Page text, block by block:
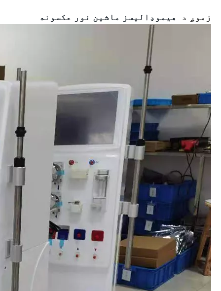
زموږ د هیموډالیسز ماشین نور عکسونه